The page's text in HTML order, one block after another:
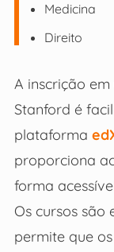
Medicina
Direito
A inscrição
Stanford é
plataforma
proporciona
forma
Os cursos são
permite que